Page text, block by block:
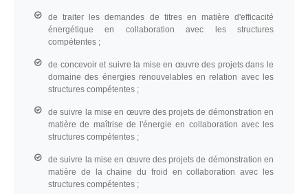
de traiter les demandes de titres en matière d'efficacité
énergétique en collaboration avec les structures
compétentes ;
de concevoir et suivre la mise en œuvre des projets dans le
domaine des énergies renouvelables en relation avec les
structures compétentes ;
de suivre la mise en œuvre des projets de démonstration en
matière de maîtrise de l'énergie en collaboration avec les
structures compétentes ;
de suivre la mise en œuvre des projets de démonstration en
matière de la chaine du froid en collaboration avec les
structures compétentes ;